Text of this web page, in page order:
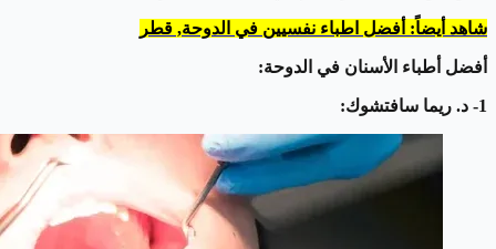
شاهد أيضاً: أفضل اطباء نفسيين في الدوحة, قطر
أفضل أطباء الأسنان في الدوحة:
1- د. ريما سافتشوك: